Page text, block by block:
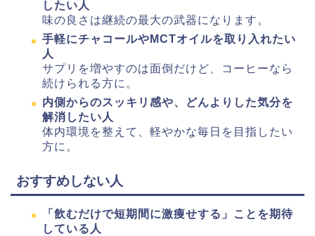
したい人
味の良さは継続の最大の武器になります。
手軽にチャコールやMCTオイルを取り入れたい
人
サプリを増やすのは面倒だけど、コーヒーなら
続けられる方に。
内側からのスッキリ感や、どんよりした気分を
解消したい人
体内環境を整えて、軽やかな毎日を目指したい
方に。
おすすめしない人
「飲むだけで短期間に激痩せする」ことを期待
している人